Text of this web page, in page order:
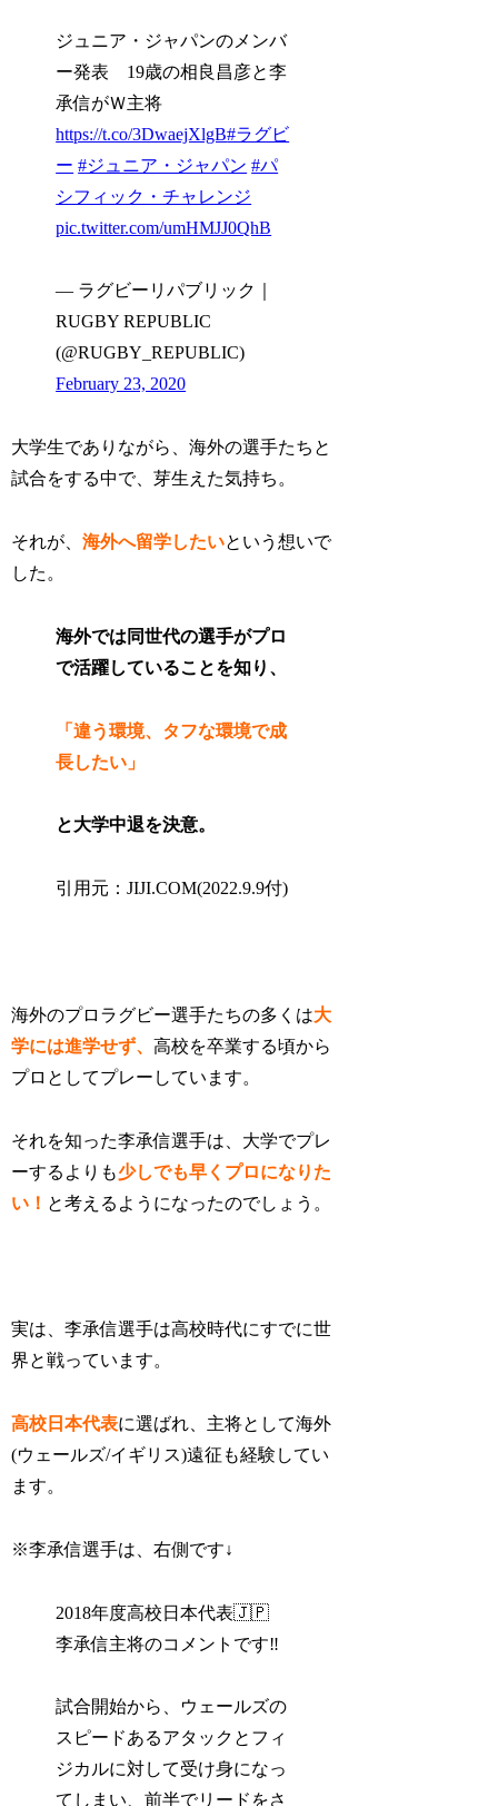
ジュニア・ジャパンのメンバ
ー発表 19歳の相良昌彦と李
承信がＷ主将
https://t.co/3DwaejXlgB#ラグビ
ー #ジュニア・ジャパン #パ
シフィック・チャレンジ
pic.twitter.com/umHMJJ0QhB
— ラグビーリパブリック｜
RUGBY REPUBLIC
(@RUGBY_REPUBLIC)
February 23, 2020
大学生でありながら、海外の選手たちと
試合をする中で、芽生えた気持ち。
それが、海外へ留学したいという想いで
した。
海外では 同世代の選手がプロ
で活躍していることを知り、
「違う環境、タフな環境で成
長したい」
と大学中退を決意。
引用元：JIJI.COM(2022.9.9付)
海外のプロラグビー選手たちの多くは大
学には進学せず、高校を卒業する頃から
プロとしてプレーしています。
それを知った李承信選手は、大学でプレ
ーするよりも少しでも早くプロになりた
い！ と考えるようになったのでしょう。
実は、李承信選手は高校時代にすでに世
界と戦っています。
高校日本代表に選ばれ、主将として海外
(ウェールズ/イギリス)遠征も経験してい
ます。
※李承信選手は、右側です↓
2018年度高校日本代表🇯🇵
李承信主将のコメントです‼️
試合開始から、ウェールズの
スピードあるアタックとフィ
ジカルに対して受け身になっ
てしまい、前半でリードをさ